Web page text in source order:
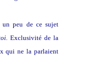
un peu de ce sujet
Exclusivité de la
qui ne la parlaient